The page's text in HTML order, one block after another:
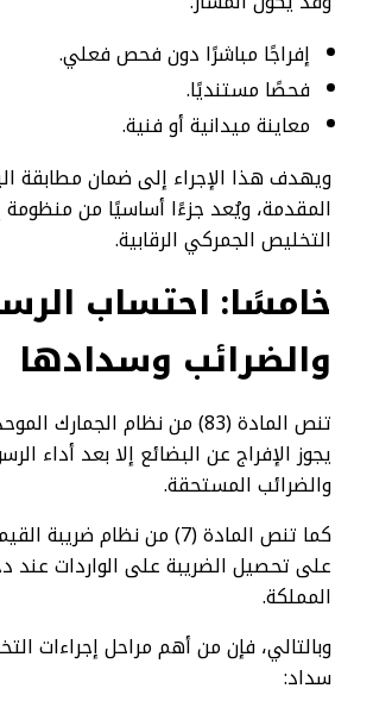
إفراجًا مباشرًا دون فحص فعلي.
فحصًا مستنديًا.
معاينة ميدانية أو فنية.
ويهدف هذا الإجراء إلى ضمان مطابقة
المقدمة، ويُعد جزءًا أساسيًا من منظومة
التخليص الجمركي الرقابية.
خامسًا: احتساب
والضرائب وسدادها
تنص المادة (83) من نظام الجمارك
يجوز الإفراج عن البضائع إلا بعد أداء
والضرائب المستحقة.
كما تنص المادة (7) من نظام
على تحصيل الضريبة على الواردات عند
المملكة.
وبالتالي، فإن من أهم مراحل إجراءات
سداد: